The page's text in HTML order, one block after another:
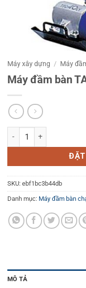
Máy xây dựng / Máy
Máy đầm bàn
Máy đầm bàn TACOM
ĐẶT
SKU: ebf1bc3b44db
Danh mục: Máy đầm bàn
MÔ TẢ